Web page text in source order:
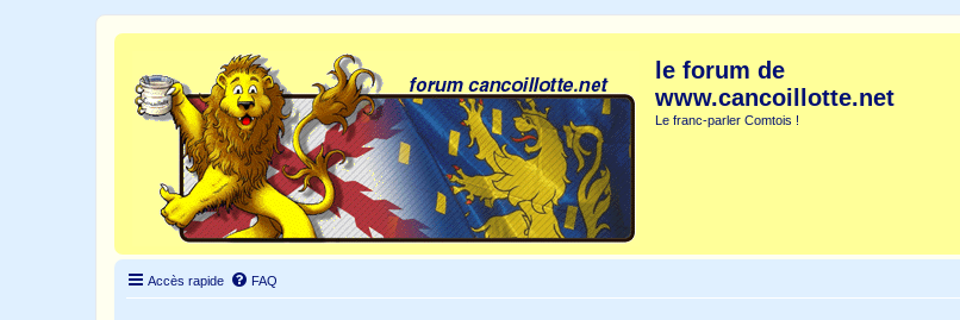
le forum de
www.cancoillotte.net
Le franc-parler Comtois !
Accès rapide FAQ